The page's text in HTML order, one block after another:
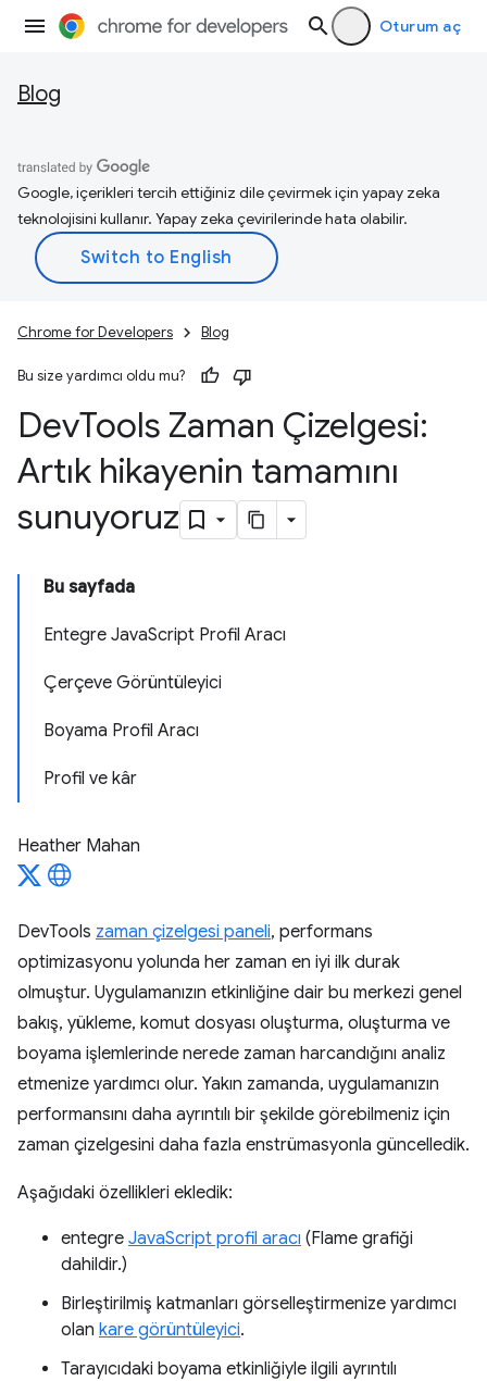
Oturum aç
Blog
Google, içerikleri tercih ettiğiniz dile çevirmek için yapay zeka
teknolojisini kullanır. Yapay zeka çevirilerinde hata olabilir.
Chrome for Developers Blog
Bu size yardımcı oldu mu?
DevTools Zaman Çizelgesi:
Artık hikayenin tamamını
sunuyoruz
Bu sayfada
Entegre JavaScript Profil Aracı
Çerçeve Görüntüleyici
Boyama Profil Aracı
Profil ve kâr
Heather Mahan
DevTools zaman çizelgesi paneli, performans
optimizasyonu yolunda her zaman en iyi ilk durak
olmuştur. Uygulamanızın etkinliğine dair bu merkezi genel
bakış, yükleme, komut dosyası oluşturma, oluşturma ve
boyama işlemlerinde nerede zaman harcandığını analiz
etmenize yardımcı olur. Yakın zamanda, uygulamanızın
performansını daha ayrıntılı bir şekilde görebilmeniz için
zaman çizelgesini daha fazla enstrümasyonla güncelledik.
Aşağıdaki özellikleri ekledik:
entegre JavaScript profil aracı (Flame grafiği
dahildir.)
Birleştirilmiş katmanları görselleştirmenize yardımcı
olan kare görüntüleyici.
Tarayıcıdaki boyama etkinliğiyle ilgili ayrıntılı